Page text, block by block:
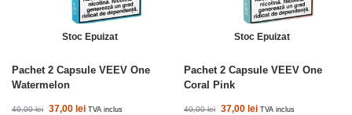
Stoc Epuizat
Pachet 2 Capsule VEEV One
Watermelon
40,00lei 37,00 lei TVA inclus
Stoc Epuizat
Pachet 2 Capsule VEEV One
Coral Pink
40,00lei 37,00 lei TVA inclus